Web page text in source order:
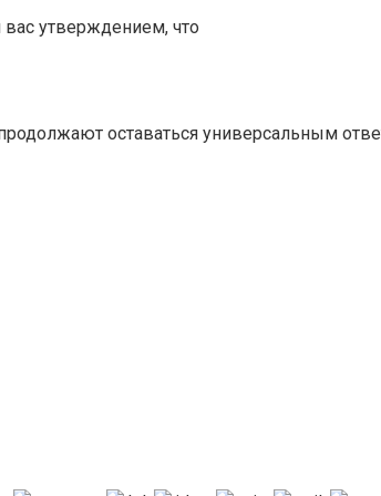
утверждением, что
оставаться универсальным